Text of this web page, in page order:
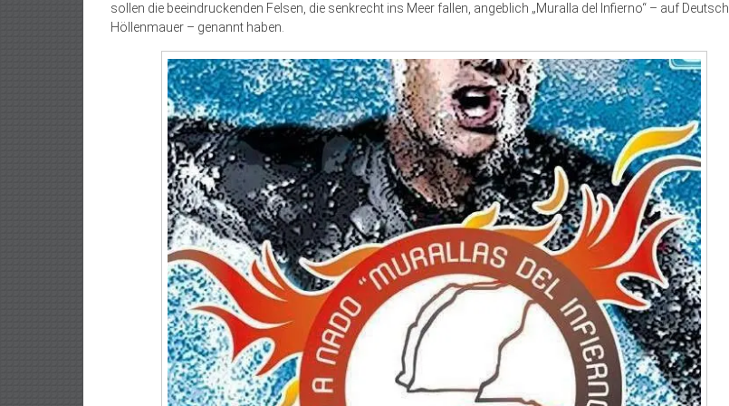
sollen die beeindruckenden Felsen, die senkrecht ins Meer fallen, angeblich „Muralla del Infierno“ – auf Deutsch
Höllenmauer – genannt haben.